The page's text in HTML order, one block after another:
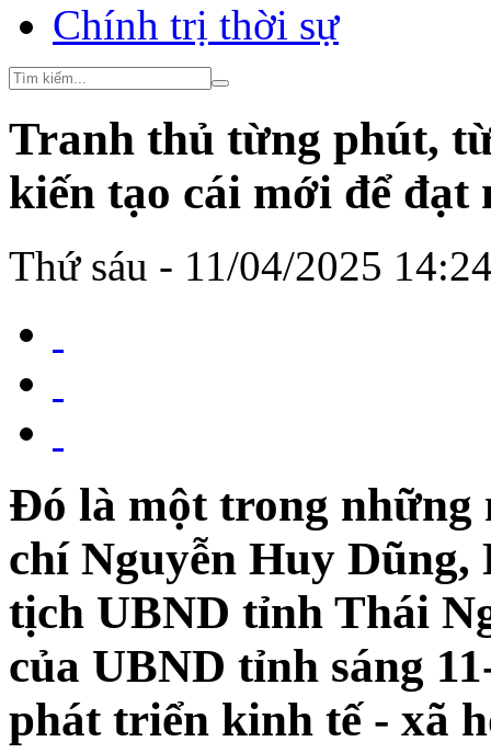
Chính trị thời sự
Tranh thủ từng phút,
kiến tạo cái mới để
Thứ sáu - 11/04/2025
Đó là một trong những
chí Nguyễn Huy
tịch UBND tỉnh Thái
của UBND tỉnh sáng
phát triển kinh tế - xã